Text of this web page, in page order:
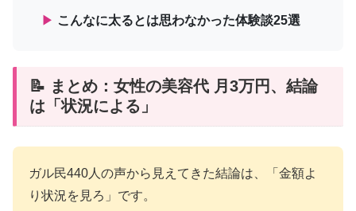
▶ こんなに太るとは思わなかった体験談25選
📝 まとめ：女性の美容代 月3万円、結論
は「状況による」
ガル民440人の声から見えてきた結論は、「金額よ
り状況を見ろ」です。